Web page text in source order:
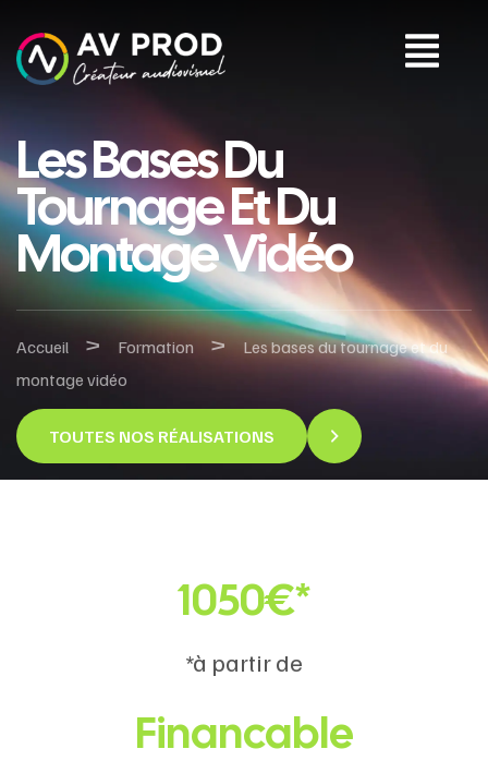
Les Bases Du
Tournage Et Du
Montage Vidéo
Accueil > Formation >
Les bases du tournage et du
montage vidéo
TOUTES NOS RÉALISATIONS
1050€*
*à partir de
Financable